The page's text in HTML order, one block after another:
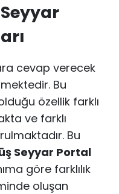
cevap verecek
Bu
özellik farklı
ve farklı
Bu
Seyyar Portal
göre farklılık
oluşan